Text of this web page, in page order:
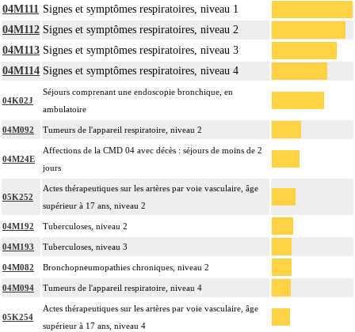
04M111 Signes et symptômes respiratoires, niveau 1
04M112 Signes et symptômes respiratoires, niveau 2
04M113 Signes et symptômes respiratoires, niveau 3
04M114 Signes et symptômes respiratoires, niveau 4
04K02J
Séjours comprenant une endoscopie bronchique, en
ambulatoire
04M092 Tumeurs de l'appareil respiratoire, niveau 2
04M24E
Affections de la CMD 04 avec décès : séjours de moins de 2
jours
05K252
Actes thérapeutiques sur les artères par voie vasculaire, âge
supérieur à 17 ans, niveau 2
04M192 Tuberculoses, niveau 2
04M193 Tuberculoses, niveau 3
04M082 Bronchopneumopathies chroniques, niveau 2
04M094 Tumeurs de l'appareil respiratoire, niveau 4
05K254
Actes thérapeutiques sur les artères par voie vasculaire, âge
supérieur à 17 ans, niveau 4